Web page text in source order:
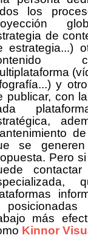
los
de
estrategia...)
y
publicar, con
se
Pero
más
Kinnor